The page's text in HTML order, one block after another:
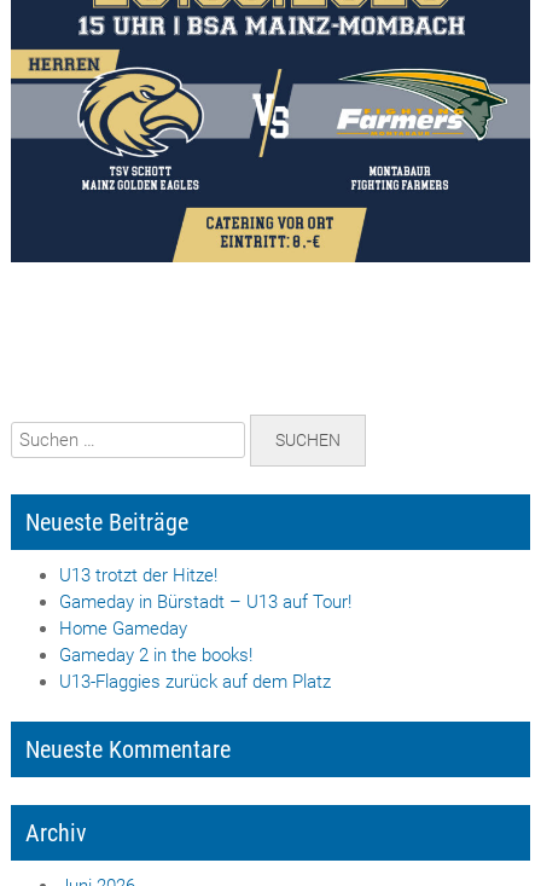
Suchen
nach:
Neueste Beiträge
U13 trotzt der Hitze!
Gameday in Bürstadt – U13 auf Tour!
Home Gameday
Gameday 2 in the books!
U13-Flaggies zurück auf dem Platz
Neueste Kommentare
Archiv